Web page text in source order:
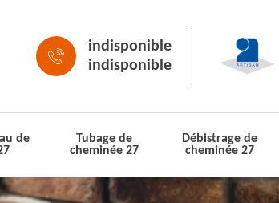
indisponible
indisponible
de
Tubage de
cheminée 27
Débistrage de
cheminée 27